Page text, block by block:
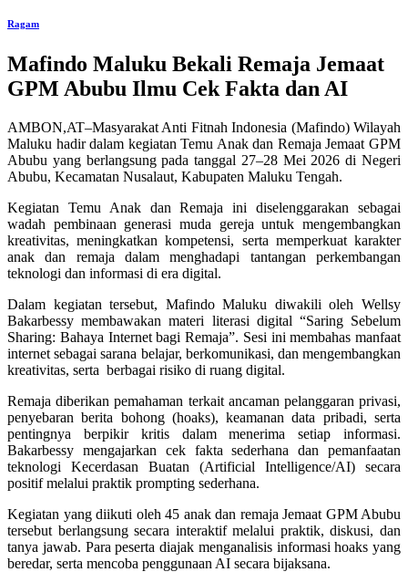
Ragam
Mafindo Maluku Bekali Remaja Jemaat
GPM Abubu Ilmu Cek Fakta dan AI
AMBON,AT–Masyarakat Anti Fitnah Indonesia (Mafindo) Wilayah
Maluku hadir dalam kegiatan Temu Anak dan Remaja Jemaat GPM
Abubu yang berlangsung pada tanggal 27–28 Mei 2026 di Negeri
Abubu, Kecamatan Nusalaut, Kabupaten Maluku Tengah.
Kegiatan Temu Anak dan Remaja ini diselenggarakan sebagai
wadah pembinaan generasi muda gereja untuk mengembangkan
kreativitas, meningkatkan kompetensi, serta memperkuat karakter
anak dan remaja dalam menghadapi tantangan perkembangan
teknologi dan informasi di era digital.
Dalam kegiatan tersebut, Mafindo Maluku diwakili oleh Wellsy
Bakarbessy membawakan materi literasi digital “Saring Sebelum
Sharing: Bahaya Internet bagi Remaja”. Sesi ini membahas manfaat
internet sebagai sarana belajar, berkomunikasi, dan mengembangkan
kreativitas, serta berbagai risiko di ruang digital.
Remaja diberikan pemahaman terkait ancaman pelanggaran privasi,
penyebaran berita bohong (hoaks), keamanan data pribadi, serta
pentingnya berpikir kritis dalam menerima setiap informasi.
Bakarbessy mengajarkan cek fakta sederhana dan pemanfaatan
teknologi Kecerdasan Buatan (Artificial Intelligence/AI) secara
positif melalui praktik prompting sederhana.
Kegiatan yang diikuti oleh 45 anak dan remaja Jemaat GPM Abubu
tersebut berlangsung secara interaktif melalui praktik, diskusi, dan
tanya jawab. Para peserta diajak menganalisis informasi hoaks yang
beredar, serta mencoba penggunaan AI secara bijaksana.